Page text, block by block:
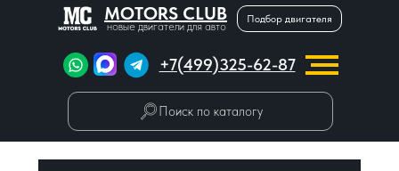
MOTORS CLUB
новые двигатели для авто
Подбор двигателя
+7(499)325-62-87
Поиск по каталогу